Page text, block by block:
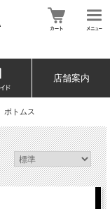
店舗案内
ボトムス